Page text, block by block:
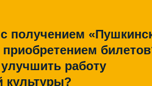
получением
работу
культуры?